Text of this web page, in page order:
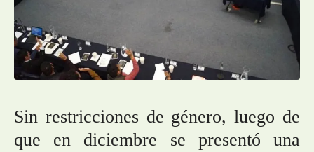
Sin restricciones de género, luego de
que en diciembre se presentó una